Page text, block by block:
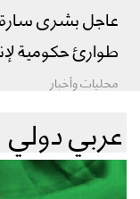
عاجل بشرى
طوارئ حكومية
محليات وأخبار
عربي دولي